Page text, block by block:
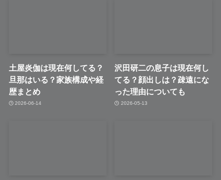
土屋炎伽は現在何してる？
旦那はいる？家族構成や経
歴まとめ
2026-06-14
沢田研二の息子は現在何し
てる？顔出しは？疎遠にな
った理由についても
2026-05-13